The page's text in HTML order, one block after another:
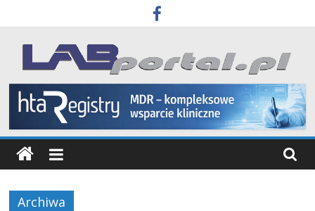
to
content
Labportal
Laboratoria
Aparatura
Badania
Archiwa